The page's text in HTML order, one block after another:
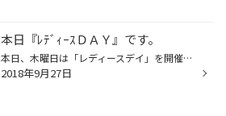
本日『ﾚﾃﾞｨｰｽＤＡＹ』です。
本日、木曜日は「レディースデイ」を開催しております。お車のエンジンオイルがお得な特別価格に！！オイルはもちろんエレメントやワイパー、エアコンフｲルター、バッテリーなどメンテナンス商品も各種、取り揃えています。ぜひこの機会にいかがでしょうか？
2018年9月27日